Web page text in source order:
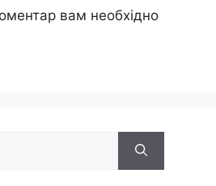
вам необхідно